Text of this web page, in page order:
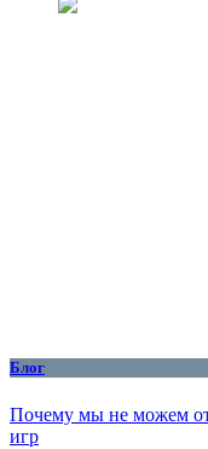
Блог
Почему мы не можем
игр